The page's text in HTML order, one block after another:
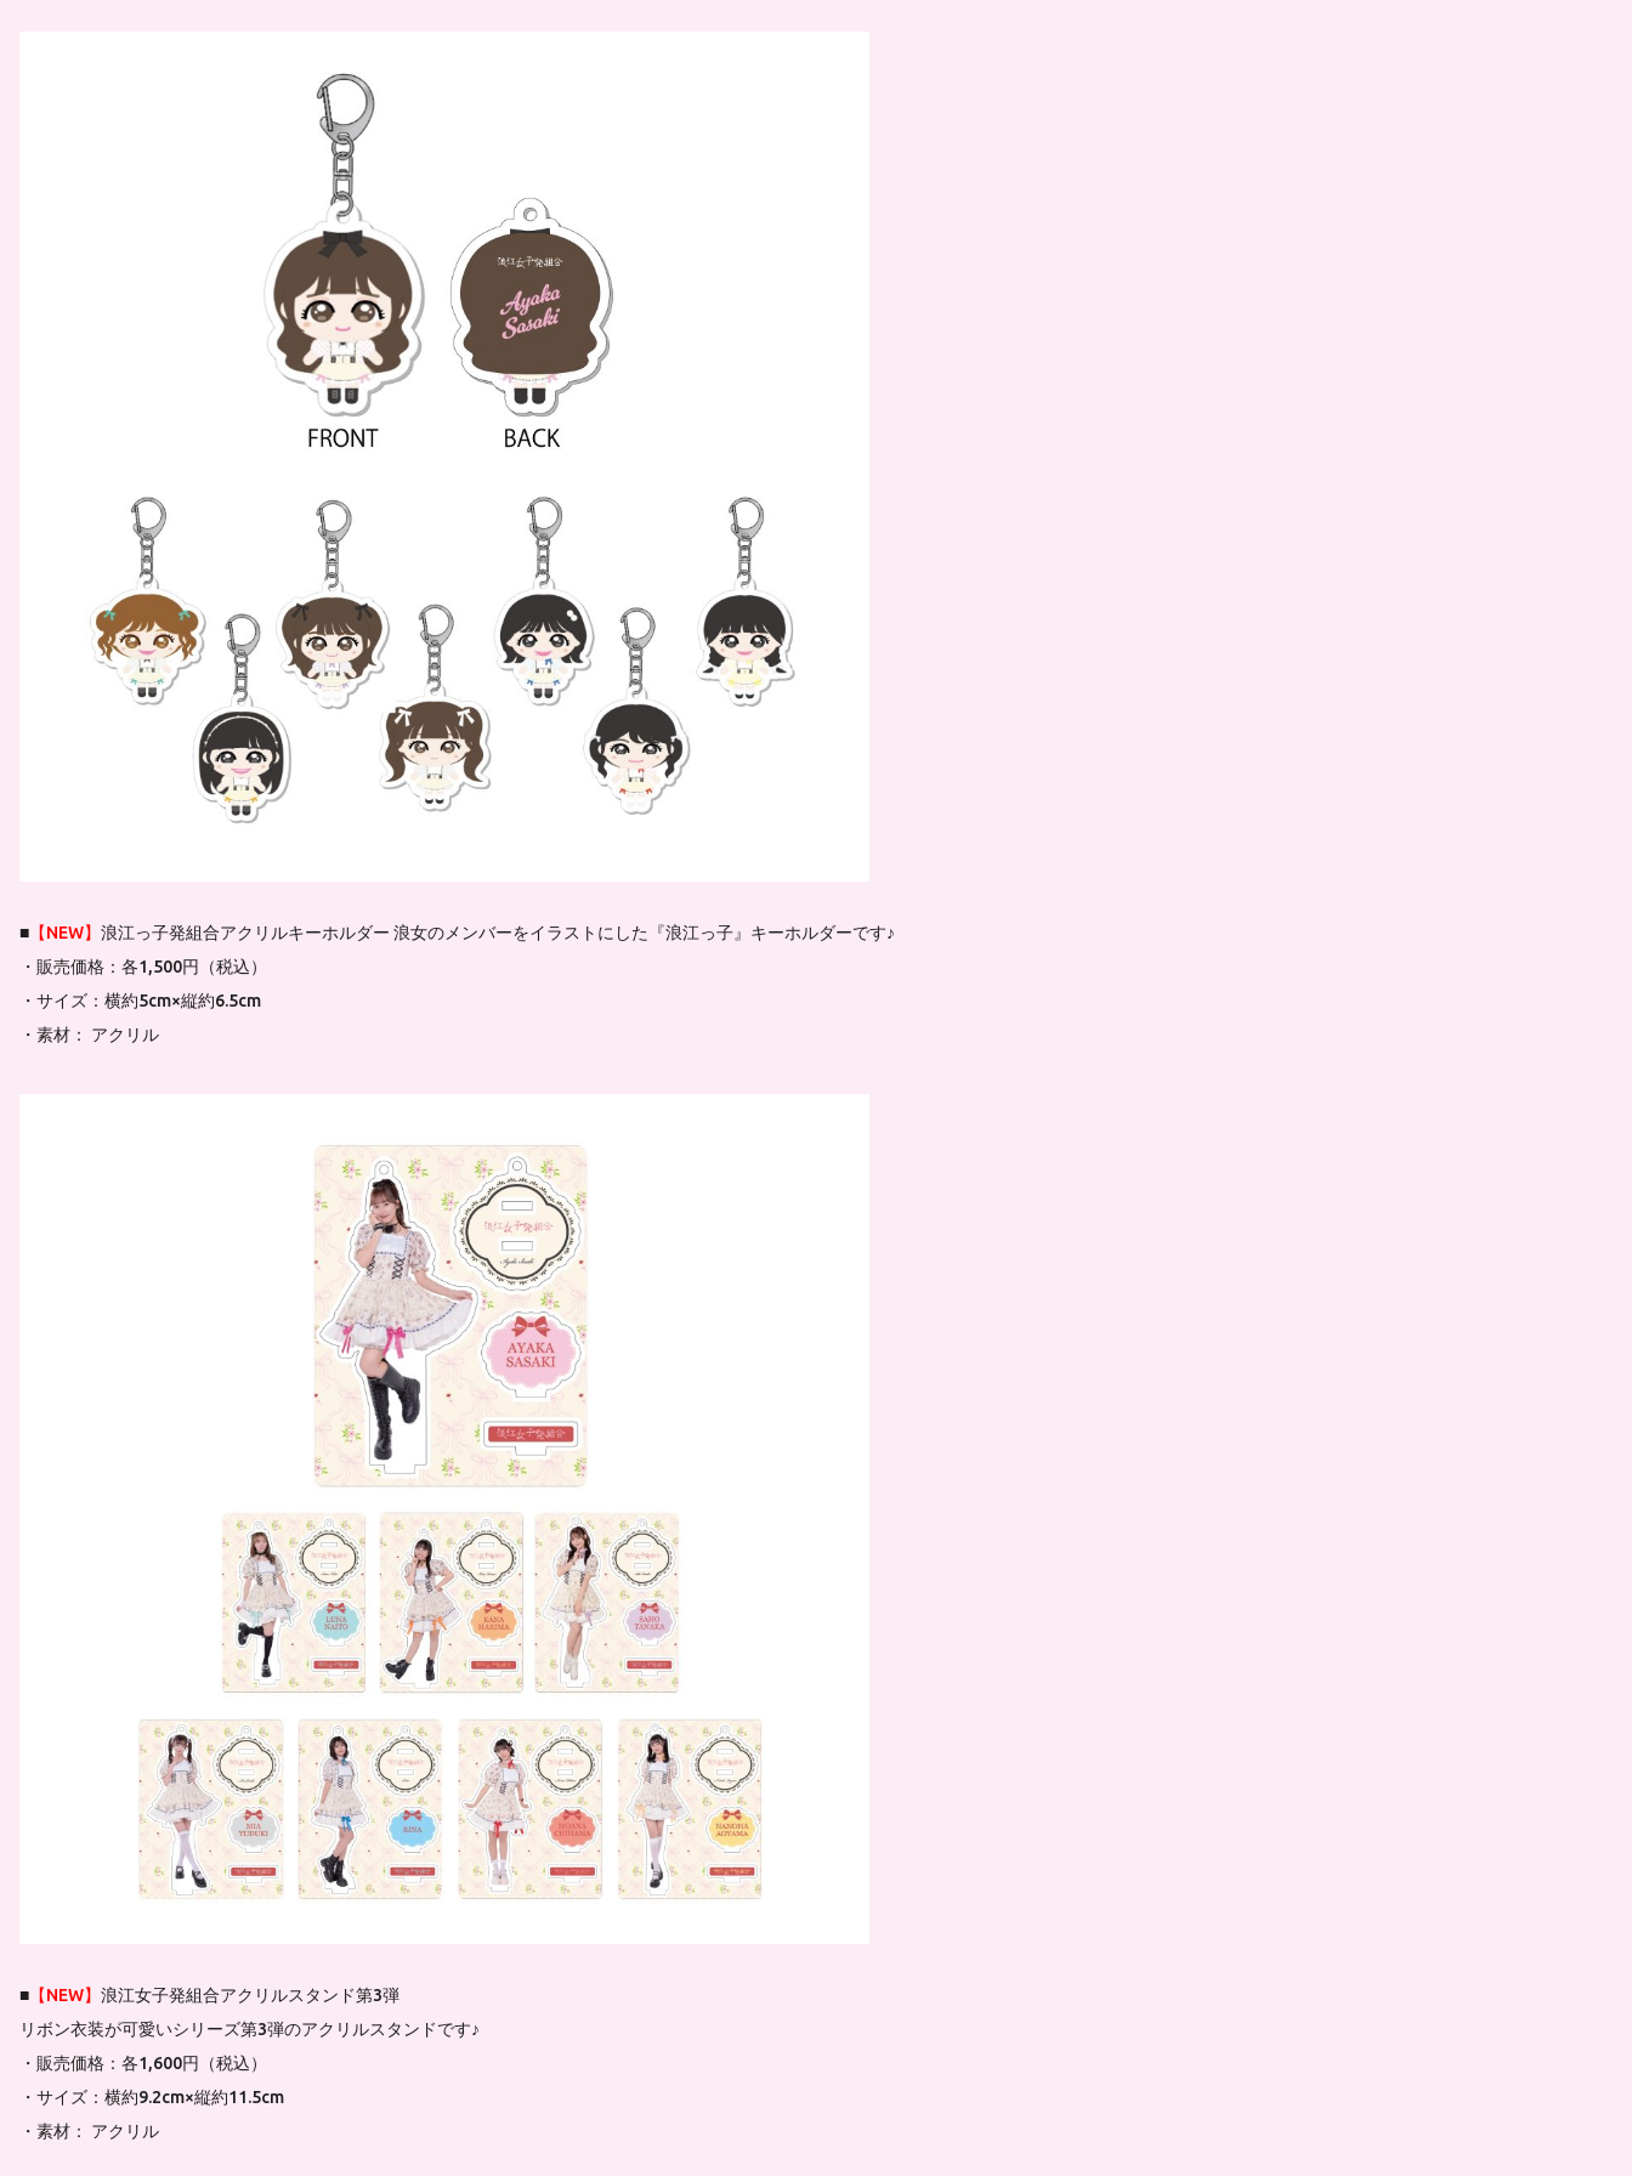
■ 【NEW】 浪江っ子発組合アクリルキーホルダー 浪女のメンバーをイラストにした『浪江っ子』キーホルダーです♪
・販売価格：各1,500円（税込）
・サイズ：横約5cm×縦約6.5cm
・素材： アクリル
■ 【NEW】 浪江女子発組合アクリルスタンド第3弾
リボン衣装が可愛いシリーズ第3弾のアクリルスタンドです♪
・販売価格：各1,600円（税込）
・サイズ：横約9.2cm×縦約11.5cm
・素材： アクリル